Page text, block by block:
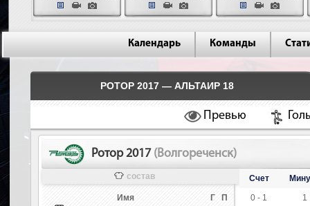
Календарь Команды
РОТОР 2017 — АЛЬТАИР 18
Превью
Ротор 2017 (Волгореченск)
состав
Имя Г П
Счет
0 - 1
1